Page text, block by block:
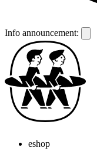
Info announcement:
eshop